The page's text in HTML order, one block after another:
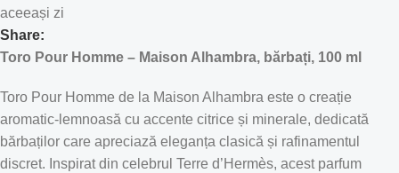
aceeași zi
Share:
Toro Pour Homme – Maison Alhambra, bărbați, 100 ml
Toro Pour Homme de la Maison Alhambra este o creație
aromatic-lemnoasă cu accente citrice și minerale, dedicată
bărbaților care apreciază eleganța clasică și rafinamentul
discret. Inspirat din celebrul Terre d’Hermès, acest parfum